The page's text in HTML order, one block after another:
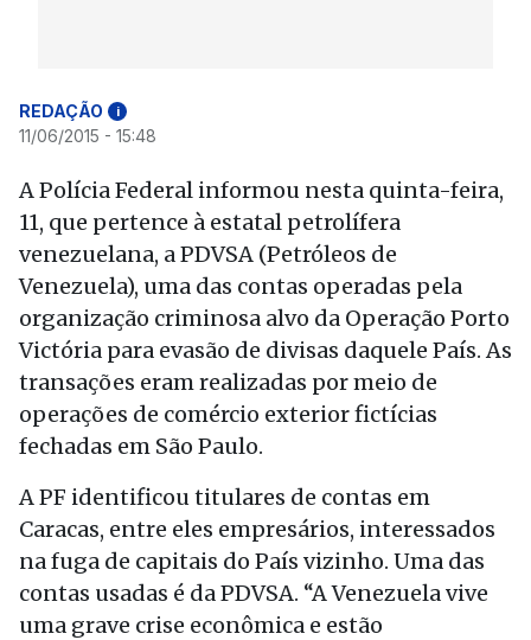
REDAÇÃO i
11/06/2015 - 15:48
A Polícia Federal informou nesta quinta-feira,
11, que pertence à estatal petrolífera
venezuelana, a PDVSA (Petróleos de
Venezuela), uma das contas operadas pela
organização criminosa alvo da Operação Porto
Victória para evasão de divisas daquele País. As
transações eram realizadas por meio de
operações de comércio exterior fictícias
fechadas em São Paulo.
A PF identificou titulares de contas em
Caracas, entre eles empresários, interessados
na fuga de capitais do País vizinho. Uma das
contas usadas é da PDVSA. “A Venezuela vive
uma grave crise econômica e estão